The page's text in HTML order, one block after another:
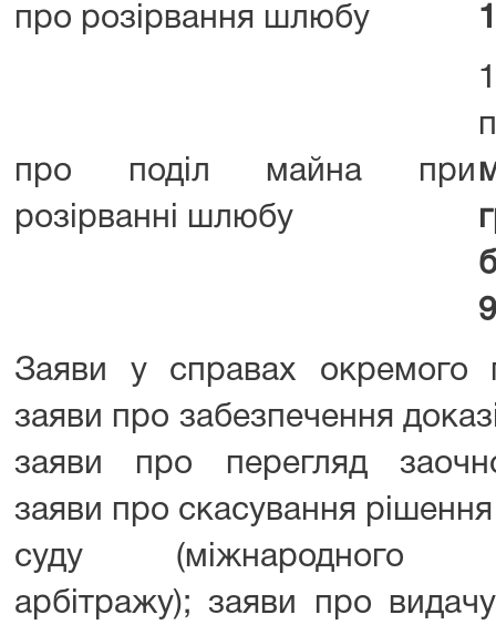
про розірвання шлюбу
про поділ майна при
розірванні шлюбу
Заяви у справах окремого
заяви про забезпечення
заяви про перегляд
заяви про скасування
суду (міжнародного
арбітражу); заяви про